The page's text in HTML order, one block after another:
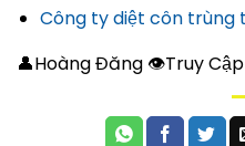
Công ty diệt côn trùng
👤Hoàng Đăng 👁Truy Cập